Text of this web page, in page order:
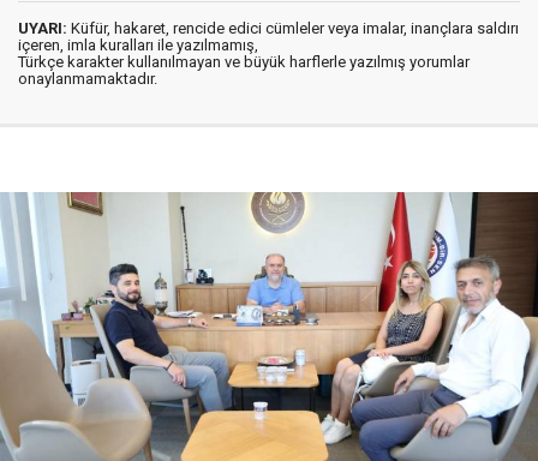
UYARI: Küfür, hakaret, rencide edici cümleler veya imalar, inançlara saldırı
içeren, imla kuralları ile yazılmamış,
Türkçe karakter kullanılmayan ve büyük harflerle yazılmış yorumlar
onaylanmamaktadır.